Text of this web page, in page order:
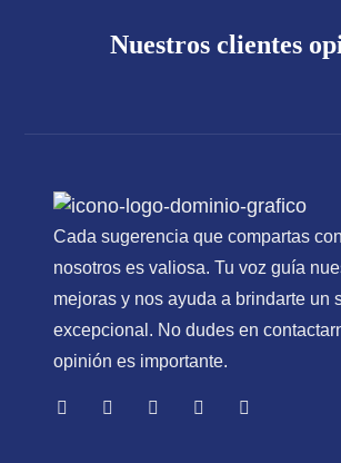
Nuestros clientes
Cada sugerencia que compartas con
nosotros es valiosa. Tu voz guía
mejoras y nos ayuda a brindarte un
excepcional. No dudes en
opinión es importante.